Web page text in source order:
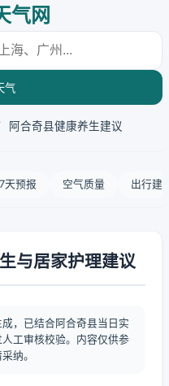
气网
气
阿合奇县健康养生建议
7天预报 空气质量 出行建
与居家护理建议
，已结合阿合奇县当日实
工审核校验。内容仅供参
纳。